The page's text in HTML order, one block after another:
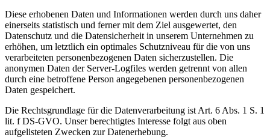
Diese erhobenen Daten und Informationen werden durch uns daher
einerseits statistisch und ferner mit dem Ziel ausgewertet, den
Datenschutz und die Datensicherheit in unserem Unternehmen zu
erhöhen, um letztlich ein optimales Schutzniveau für die von uns
verarbeiteten personenbezogenen Daten sicherzustellen. Die
anonymen Daten der Server-Logfiles werden getrennt von allen
durch eine betroffene Person angegebenen personenbezogenen
Daten gespeichert.
Die Rechtsgrundlage für die Datenverarbeitung ist Art. 6 Abs. 1 S. 1
lit. f DS-GVO. Unser berechtigtes Interesse folgt aus oben
aufgelisteten Zwecken zur Datenerhebung.